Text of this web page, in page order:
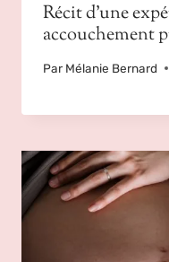
Récit d’une
accouchement
Par Mélanie Bernard